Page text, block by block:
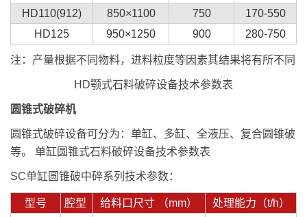
HD110(912)
850×1100 750
170-550
HD125
950×1250 900 280-750
注：产量根据不同物料，进料粒度等因素其结果将有所不同
HD颚式石料破碎设备技术参数表
圆锥式破碎机
圆锥式破碎设备可分为：单缸、多缸、全液压、复合圆锥破
等。 单缸圆锥式石料破碎设备技术参数表
SC单缸圆锥破中碎系列技术参数：
型号 腔型 给料口尺寸 （mm） 处理能力（t/h）